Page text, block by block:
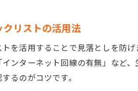
賃貸選びで自
リストの活用法
を活用することで見落としを防
ンターネット回線の有無」など
るのがコツです。